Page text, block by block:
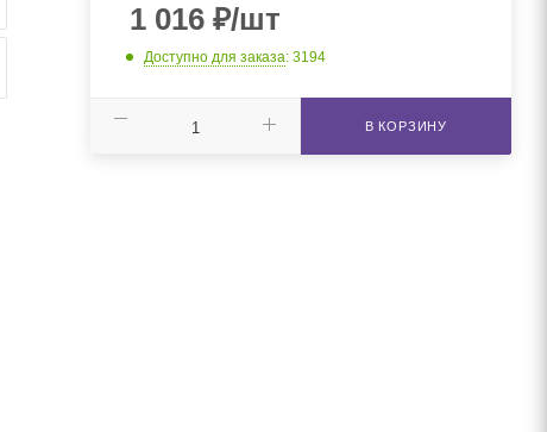
1 016₽/шт
Доступно для заказа: 3194
В КОРЗИНУ